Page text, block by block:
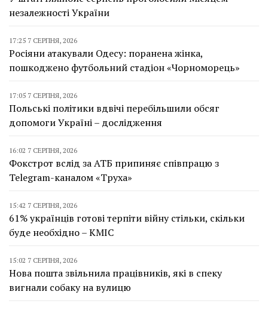
незалежності України
17:25 7 СЕРПНЯ, 2026
Росіяни атакували Одесу: поранена жінка,
пошкоджено футбольний стадіон «Чорноморець»
17:05 7 СЕРПНЯ, 2026
Польські політики вдвічі перебільшили обсяг
допомоги Україні – дослідження
16:02 7 СЕРПНЯ, 2026
Фокстрот вслід за АТБ припиняє співпрацю з
Telegram-каналом «Труха»
15:42 7 СЕРПНЯ, 2026
61% українців готові терпіти війну стільки, скільки
буде необхідно – КМІС
15:02 7 СЕРПНЯ, 2026
Нова пошта звільнила працівників, які в спеку
вигнали собаку на вулицю